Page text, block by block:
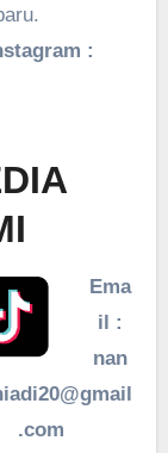
:
Ema
il :
nan
.com